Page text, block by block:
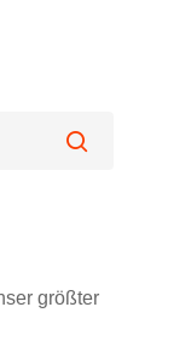
größter